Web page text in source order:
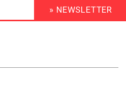
HEADER
MENU
» NEWSLETTER